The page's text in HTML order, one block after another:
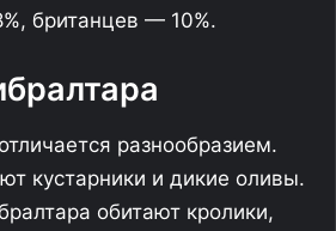
британцев — 10%.
разнообразием.
кустарники и дикие оливы.
обитают кролики,